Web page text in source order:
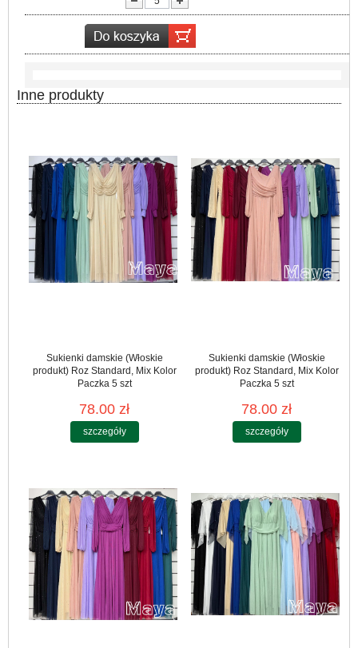
Inne produkty
Sukienki damskie (Włoskie
produkt) Roz Standard, Mix Kolor
Paczka 5 szt
78.00 zł
szczegóły
Sukienki damskie (Włoskie
produkt) Roz Standard, Mix Kolor
Paczka 5 szt
78.00 zł
szczegóły